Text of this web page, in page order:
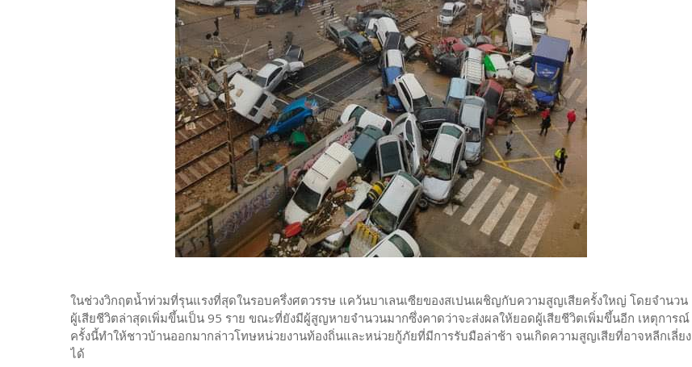
ในช่วงวิกฤตน้ำท่วมที่รุนแรงที่สุดในรอบครึ่งศตวรรษ แคว้นบาเลนเซียของสเปนเผชิญกับความสูญเสียครั้งใหญ่ โดยจำนวน
ผู้เสียชีวิตล่าสุดเพิ่มขึ้นเป็น 95 ราย ขณะที่ยังมีผู้สูญหายจำนวนมากซึ่งคาดว่าจะส่งผลให้ยอดผู้เสียชีวิตเพิ่มขึ้นอีก เหตุการณ์
ครั้งนี้ทำให้ชาวบ้านออกมากล่าวโทษหน่วยงานท้องถิ่นและหน่วยกู้ภัยที่มีการรับมือล่าช้า จนเกิดความสูญเสียที่อาจหลีกเลี่ยง
ได้